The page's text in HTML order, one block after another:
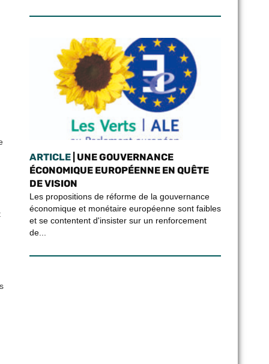
ARTICLE| UNE GOUVERNANCE
ÉCONOMIQUE EUROPÉENNE EN QUÊTE
DE VISION
Les propositions de réforme de la gouvernance
économique et monétaire européenne sont faibles
et se contentent d'insister sur un renforcement
de...